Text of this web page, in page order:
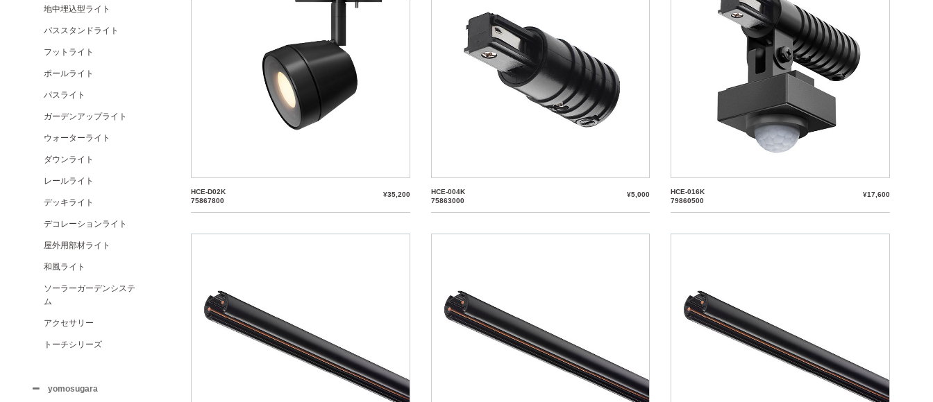
地中埋込型ライト
パススタンドライト
フットライト
ポールライト
パスライト
ガーデンアップライト
ウォーターライト
ダウンライト
レールライト
デッキライト
デコレーションライト
屋外用部材ライト
和風ライト
ソーラーガーデンシステ
ム
アクセサリー
トーチシリーズ
yomosugara
HCE-D02K
75867800
¥35,200
HCE-004K
75863000
¥5,000
HCE-016K
79860500
¥17,600